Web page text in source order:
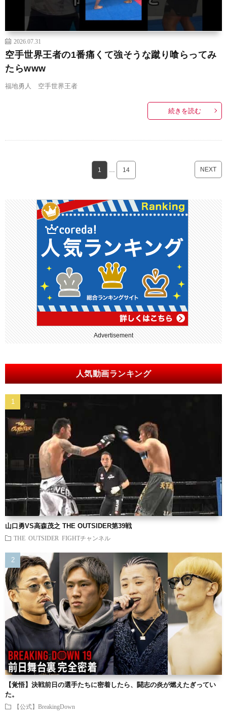
2026.07.31
空手世界王者の1番痛くて強そうな蹴り喰らってみ
たらwww
福地勇人 空手世界王者
続きを読む
1 14 NEXT
Advertisement
人気動画ランキング
山口勇VS高森茂之 THE OUTSIDER第39戦
THE OUTSIDER FIGHTチャンネル
【覚悟】決戦前日の選手たちに密着したら、闘志の炎が燃えたぎってい
た。
【公式】BreakingDown